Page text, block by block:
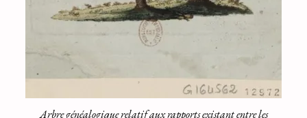
Arbre généalogique relatif aux rapports existant entre les